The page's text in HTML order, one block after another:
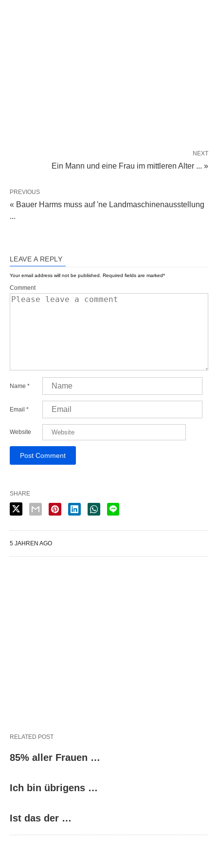
NEXT
Ein Mann und eine Frau im mittleren Alter ... »
PREVIOUS
« Bauer Harms muss auf 'ne Landmaschinenausstellung
...
LEAVE A REPLY
Your email address will not be published. Required fields are marked*
Comment
Name *
Email *
Website
SHARE
5 JAHREN AGO
RELATED POST
85% aller Frauen …
Ich bin übrigens …
Ist das der …